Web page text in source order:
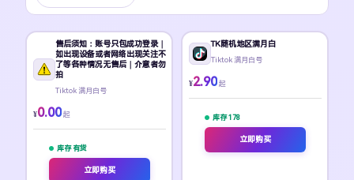
售后须知：账号只包成功登录｜
如出现设备或者网络出现关注不
了等各种情况无售后｜介意者勿
拍
Tiktok 满月白号
¥0.00 起
库存 有货
立即购买
TK随机地区满月白
Tiktok 满月白号
¥2.90 起
库存 178
立即购买